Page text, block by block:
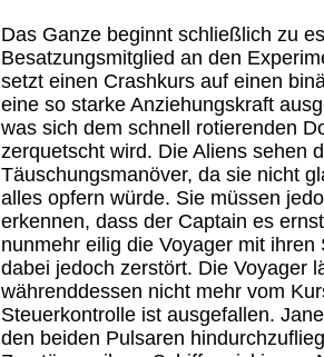
Das Ganze beginnt schließlich zu
Besatzungsmitglied an den
setzt einen Crashkurs auf einen
eine so starke Anziehungskraft
was sich dem schnell rotierenden
zerquetscht wird. Die Aliens sehen
Täuschungsmanöver, da sie nicht
alles opfern würde. Sie müssen
erkennen, dass der Captain es
nunmehr eilig die Voyager mit ihren
dabei jedoch zerstört. Die Voyager
währenddessen nicht mehr vom
Steuerkontrolle ist ausgefallen.
den beiden Pulsaren